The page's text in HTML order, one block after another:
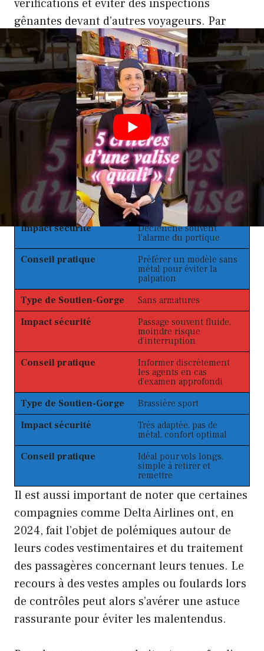
vérifications et éviter des inspections
gênantes devant d’autres voyageurs. Par
ailleurs, les brassières sans armatures et les
soutiens-gorge de sport sont privilégiés par
beaucoup pour passer les scanners sans
souci.
Tableau des impacts des armatures
métalliques sur la sécurité aéroportuaire
Type de Soutien-Gorge
Avec armatures
métalliques
Impact sécurité
Déclenche souvent
l’alarme du portique
Conseil pratique
Préférer un modèle sans
métal pour éviter la
palpation
Type de Soutien-Gorge
Sans armatures
Impact sécurité
Passage souvent fluide,
moindre risque
d’interruption
Conseil pratique
Informer discrètement
les agents en cas
d’examen approfondi
Type de Soutien-Gorge
Brassière sport
Impact sécurité
Très adaptée, pas de
métal, confort optimal
Conseil pratique
Idéal pour vols longs,
simple à retirer et
remettre
Il est aussi important de noter que certaines
compagnies comme Delta Airlines ont, en
2024, fait l’objet de polémiques autour de
leurs codes vestimentaires et du traitement
des passagères concernant leurs tenues. Le
recours à des vestes amples ou foulards lors
de contrôles peut alors s’avérer une astuce
rassurante pour éviter les malentendus.